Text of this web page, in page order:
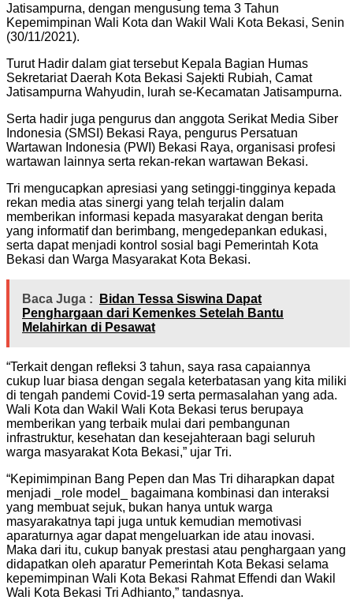
Jatisampurna, dengan mengusung tema 3 Tahun
Kepemimpinan Wali Kota dan Wakil Wali Kota Bekasi, Senin
(30/11/2021).
Turut Hadir dalam giat tersebut Kepala Bagian Humas
Sekretariat Daerah Kota Bekasi Sajekti Rubiah, Camat
Jatisampurna Wahyudin, lurah se-Kecamatan Jatisampurna.
Serta hadir juga pengurus dan anggota Serikat Media Siber
Indonesia (SMSI) Bekasi Raya, pengurus Persatuan
Wartawan Indonesia (PWI) Bekasi Raya, organisasi profesi
wartawan lainnya serta rekan-rekan wartawan Bekasi.
Tri mengucapkan apresiasi yang setinggi-tingginya kepada
rekan media atas sinergi yang telah terjalin dalam
memberikan informasi kepada masyarakat dengan berita
yang informatif dan berimbang, mengedepankan edukasi,
serta dapat menjadi kontrol sosial bagi Pemerintah Kota
Bekasi dan Warga Masyarakat Kota Bekasi.
Baca Juga :
Bidan Tessa Siswina Dapat
Penghargaan dari Kemenkes Setelah Bantu
Melahirkan di Pesawat
“Terkait dengan refleksi 3 tahun, saya rasa capaiannya
cukup luar biasa dengan segala keterbatasan yang kita miliki
di tengah pandemi Covid-19 serta permasalahan yang ada.
Wali Kota dan Wakil Wali Kota Bekasi terus berupaya
memberikan yang terbaik mulai dari pembangunan
infrastruktur, kesehatan dan kesejahteraan bagi seluruh
warga masyarakat Kota Bekasi,” ujar Tri.
“Kepimimpinan Bang Pepen dan Mas Tri diharapkan dapat
menjadi _role model_ bagaimana kombinasi dan interaksi
yang membuat sejuk, bukan hanya untuk warga
masyarakatnya tapi juga untuk kemudian memotivasi
aparaturnya agar dapat mengeluarkan ide atau inovasi.
Maka dari itu, cukup banyak prestasi atau penghargaan yang
didapatkan oleh aparatur Pemerintah Kota Bekasi selama
kepemimpinan Wali Kota Bekasi Rahmat Effendi dan Wakil
Wali Kota Bekasi Tri Adhianto,” tandasnya.